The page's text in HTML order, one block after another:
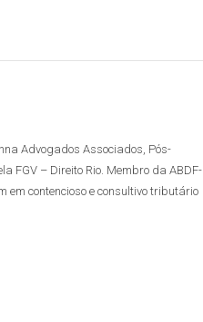
Advogados Associados, Pós-
FGV – Direito Rio. Membro da ABDF-
em contencioso e consultivo tributário